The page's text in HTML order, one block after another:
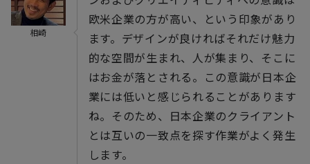
相崎
欧米企業の方が高い、という印象があり
ます。デザインが良ければそれだけ魅力
的な空間が生まれ、人が集まり、そこに
はお金が落とされる。この意識が日本企
業には低いと感じられることがあります
ね。そのため、日本企業のクライアント
とは互いの一致点を探す作業がよく発生
します。